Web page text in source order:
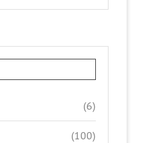
(6)
(100)